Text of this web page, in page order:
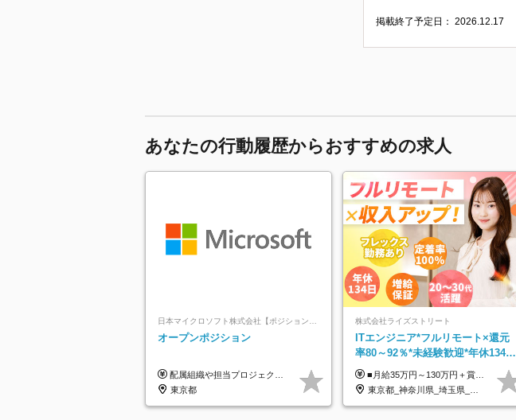
掲載終了予定日：2026.12.17
あなたの行動履歴からおすすめの求人
オープンポジション
配属組織や担当プロジェクトにより異なります。 ▼参考情報 ----------------------- 年俸650万～（1/12を月々支給） ※経験、能力を考慮の上、当社規定により優遇いたします。 ※時間外、休日出勤、深夜手当に対する賃金も基本年俸に含みます。
東京都
株式会社ライズストリート
ITエンジニア*フルリモート×還元
率80～92％*未経験歓迎*年休134日
*月給35万～*定着率100%
■月給35万円～130万円＋賞与年2回＋各種手当 ※システムエンジニアの経験をお持ちの方は月給41万円以上＋賞与年2回（108万円～）＋手当 ■単価（年収）アップのチャンスは最大年12回 ※残業代は1分単位で100％全額支給。サービス残業などは一切ありません ※試用期間6ヵ月（試用期間中の待遇・給与に差はありません）
東京都_神奈川県_埼玉県_千葉県_大阪府_愛知県_北海道_青森県_岩手県_宮城県_秋田県_山形県_福島県_茨城県_栃木県_群馬県_新潟県_山梨県_長野県_富山県_石川県_福井県_静岡県_岐阜県_三重県_兵庫県_京都府_滋賀県_奈良県_和歌山県_広島県_岡山県_鳥取県_島根県_山口県_徳島県_香川県_愛媛県_高知県_福岡県_熊本県_佐賀県_長崎県_大分県_宮崎県_鹿児島県_沖縄県